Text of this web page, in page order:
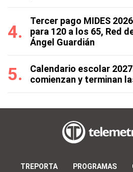
Tercer pago MIDES
para 120 a los 65, Red
Ángel Guardián
Calendario escolar
comienzan y terminan
TREPORTA PROGRAMAS